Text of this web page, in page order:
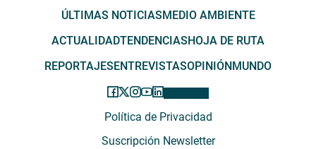
ÚLTIMAS NOTICIAS MEDIO AMBIENTE
ACTUALIDADTENDENCIAS HOJA DE RUTA
REPORTAJES ENTREVISTASOPINIÓN MUNDO
Política de Privacidad
Suscripción Newsletter